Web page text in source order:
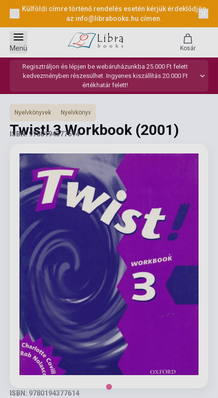
Külföldi címre történő rendelés esetén kérjük érdeklődjön
az info@librabooks.hu címen.
Regisztráljon és lépjen be webáruházunkba 25.000 Ft felett
kedvezményben részesülhet. Ingyenes kiszállítás 20.000 Ft
értékhatár felett!
Menü Kosár
Nyelvkönyvek Nyelvkönyv
Twist! 3 Workbook (2001)
ISBN: 9780194377614
ISBN: 9780194377614